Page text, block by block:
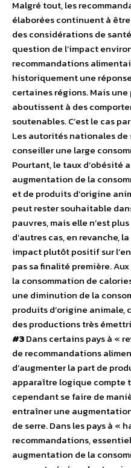
Malgré tout, les
élaborées continuent à
des considérations de
question de l’impact
recommandations
historiquement une
certaines régions. Mais
aboutissent à des
soutenables. C’est le cas
Les autorités nationales
conseiller une large
Pourtant, le taux d’obésité
augmentation de la
et de produits d’origine
peut rester souhaitable
pauvres, mais elle n’est
d’autres cas, en revanche,
impact plutôt positif sur
pas sa finalité première.
la consommation de
une diminution de la
produits d’origine
des productions très
#3Dans certains pays à «
de recommandations
d’augmenter la part de
apparaître logique compte
cependant se faire de
entraîner une
de serre. Dans les pays à «
recommandations,
augmentation de la